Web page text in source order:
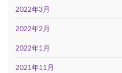
2022年3月
2022年2月
2022年1月
2021年11月